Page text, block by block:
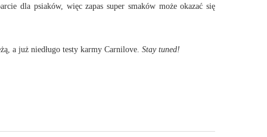
dla psiaków, więc zapas super smaków może okazać się
a już niedługo testy karmy Carnilove. Stay tuned!